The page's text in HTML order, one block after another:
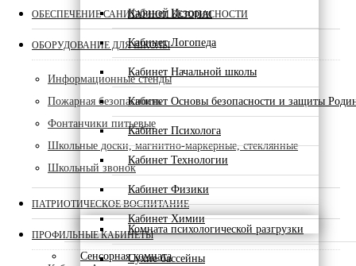
Кабинет Истории
Кабинет Логопеда
Кабинет Начальной школы
Кабинет Основы безопасности и защиты
Кабинет Психолога
Кабинет Технологии
Кабинет Физики
Кабинет Химии
Сенсорная комната
Комната психологической разгрузки
Сухие бассейны
ОБЕСПЕЧЕНИЕ САНИТАРНОЙ БЕЗОПАСНОСТИ
ОБОРУДОВАНИЕ ДЛЯ ШКОЛЫ
Информационные стенды
Пожарная безопасность
Фонтанчики питьевые
Школьные доски, магнитно-маркерные, стеклянные
Школьный звонок
ПАТРИОТИЧЕСКОЕ ВОСПИТАНИЕ
ПРОФИЛЬНЫЕ КАБИНЕТЫ